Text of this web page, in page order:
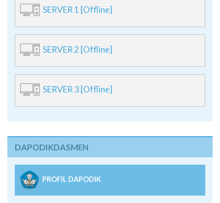
SERVER 1 [Offline]
SERVER 2 [Offline]
SERVER 3 [Offline]
DAPODIKDASMEN
PROFIL DAPODIK